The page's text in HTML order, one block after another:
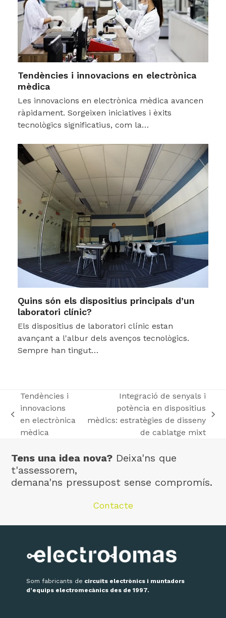
Tendències i innovacions en electrònica
mèdica
Les innovacions en electrònica mèdica avancen
ràpidament. Sorgeixen iniciatives i èxits
tecnològics significatius, com la…
Quins són els dispositius principals d’un
laboratori clínic?
Els dispositius de laboratori clínic estan
avançant a l'albur dels avenços tecnològics.
Sempre han tingut…
previous
post:
Tendències i
innovacions
en electrònica
mèdica
next
Integració de senyals i
potència en dispositius
mèdics: estratègies de disseny
de cablatge mixt
Tens una idea nova? Deixa'ns que
t'assessorem,
demana'ns pressupost sense compromís.
Contacte
Som fabricants de circuits electrònics i muntadors
d’equips electromecànics des de 1997.